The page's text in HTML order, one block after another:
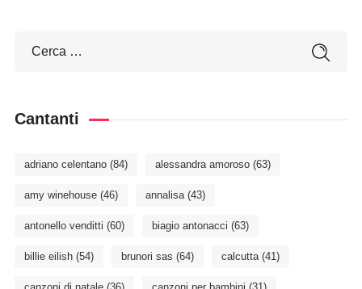
Cantanti
adriano celentano(84) alessandra amoroso(63)
amy winehouse(46) annalisa(43)
antonello venditti (60) biagio antonacci (63)
billie eilish(54) brunori sas (64) calcutta(41)